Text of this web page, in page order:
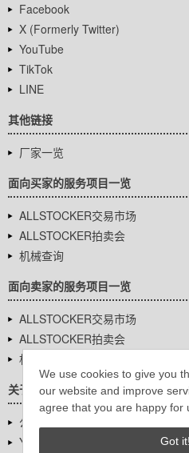
We use cookies to give you
our website and improve
agree that you are happy for
Got it!
Facebook
X (Formerly Twitter)
YouTube
TikTok
LINE
其他链接
厂家一览
面向买家的服务项目一览
ALLSTOCKER交易市场
ALLSTOCKER拍卖会
机械查询
面向卖家的服务项目一览
ALLSTOCKER交易市场
ALLSTOCKER拍卖会
机械查询
关于我们
公司基本信息
YUTAKA Inc.